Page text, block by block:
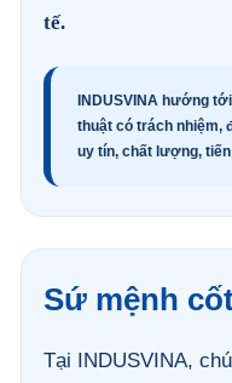
tế.
INDUSVINA hướng
thuật có trách nhiệm,
uy tín, chất lượng,
Sứ mệnh
Tại INDUSVINA,